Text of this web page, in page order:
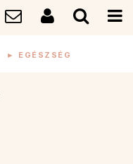
► EGÉSZSÉG